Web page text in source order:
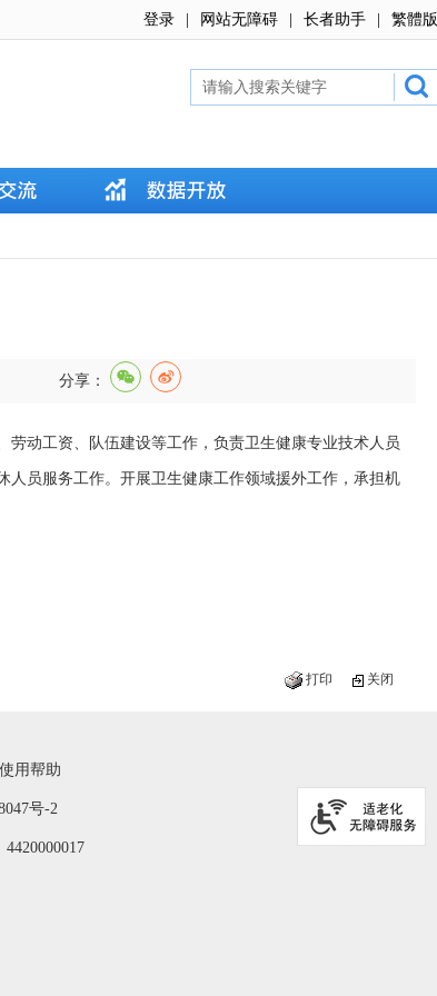
登录 网站无障碍 长者助手 繁體版
分享：
动工资、队伍建设等工作，负责卫生健康专业技术人员
员服务工作。开展卫生健康工作领域援外工作，承担机
打印 关闭
使用帮助
号-2